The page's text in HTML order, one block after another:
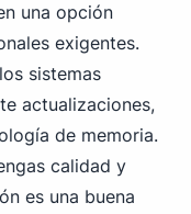
una opción
exigentes.
sistemas
actualizaciones,
de memoria.
calidad y
es una buena